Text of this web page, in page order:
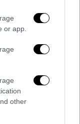
or app.
other